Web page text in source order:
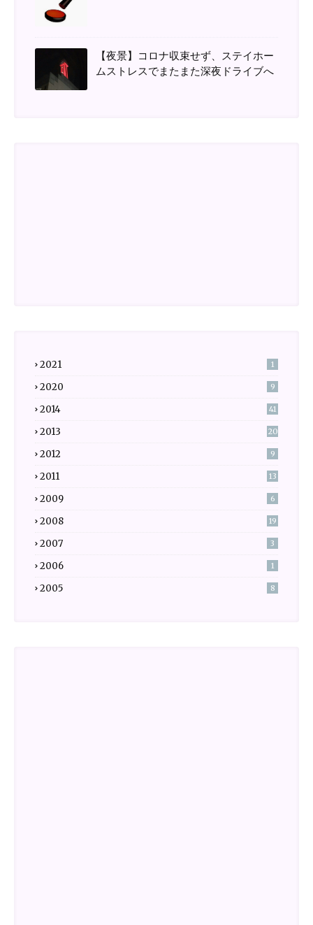
【夜景】コロナ収束せず、ステイホー
ムストレスでまたまた深夜ドライブへ
2021 1
2020 9
2014 41
2013 20
2012 9
2011 13
2009 6
2008 19
2007 3
2006 1
2005 8